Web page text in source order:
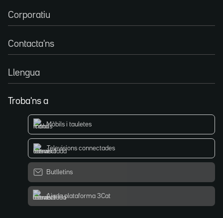
Corporatiu
Contacta'ns
Llengua
Troba'ns a
Mòbils i tauletes
Televisions connectades
Butlletins
Ajuda plataforma 3Cat